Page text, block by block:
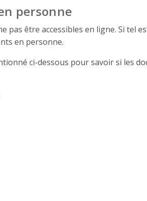
personne
être accessibles en ligne. Si tel
en personne.
ci-dessous pour savoir si les